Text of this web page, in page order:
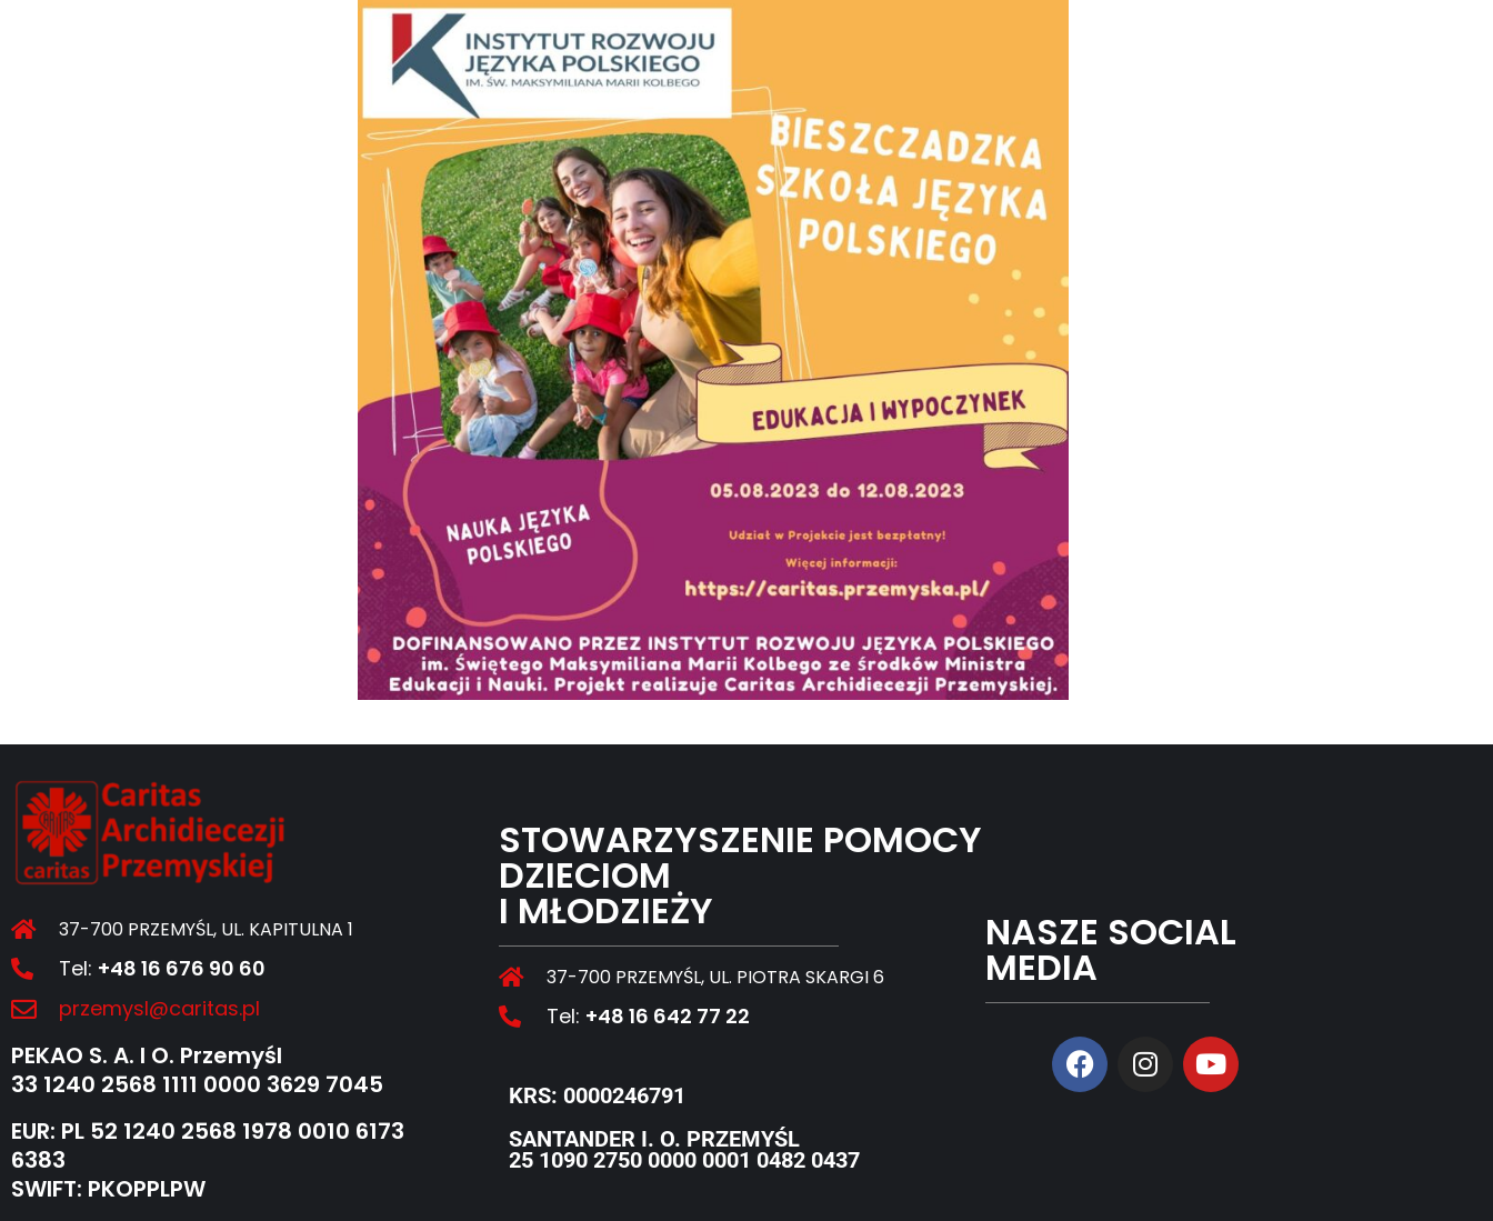
37-700 PRZEMYŚL, UL. KAPITULNA 1
Tel: +48 16 676 90 60
przemysl@caritas.pl
PEKAO S. A. I O. Przemyśl
33 1240 2568 1111 0000 3629 7045
EUR: PL 52 1240 2568 1978 0010 6173
6383
SWIFT: PKOPPLPW
STOWARZYSZENIE POMOCY
DZIECIOM
I MŁODZIEŻY
37-700 PRZEMYŚL, UL. PIOTRA SKARGI 6
Tel: +48 16 642 77 22
KRS: 0000246791
SANTANDER I. O. PRZEMYŚL
25 1090 2750 0000 0001 0482 0437
NASZE SOCIAL
MEDIA